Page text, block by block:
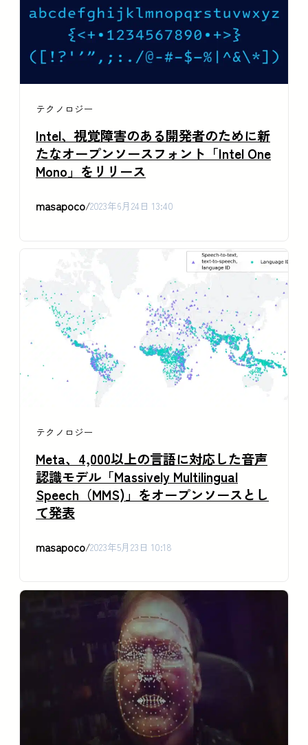
テクノロジー
Intel、視覚障害のある開発者のために新
たなオープンソースフォント「Intel One
Mono」をリリース
masapoco/2023年6月24日 13:40
テクノロジー
Meta、4,000以上の言語に対応した音声
認識モデル「Massively Multilingual
Speech（MMS)」をオープンソースとし
て発表
masapoco/2023年5月23日 10:18